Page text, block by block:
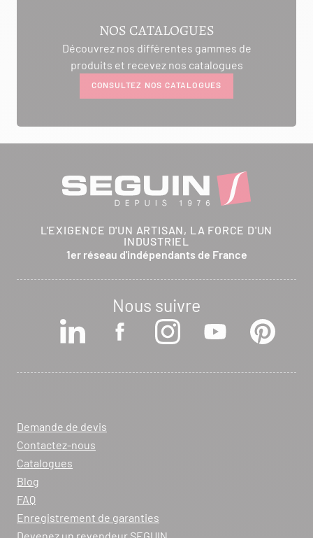
NOS CATALOGUES
Découvrez nos différentes gammes de
produits et recevez nos catalogues
CONSULTEZ NOS CATALOGUES
L'EXIGENCE D'UN ARTISAN, LA FORCE D'UN
INDUSTRIEL
1er réseau d'indépendants de France
Nous suivre
Demande de devis
Contactez-nous
Catalogues
Blog
FAQ
Enregistrement de garanties